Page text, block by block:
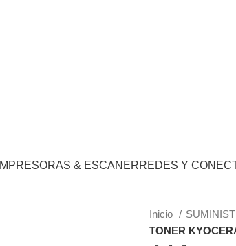
IMPRESORAS & ESCANERREDES Y
Inicio
TONER